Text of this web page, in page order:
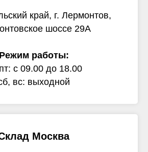
край, г. Лермонтов,
шоссе 29А
Режим работы:
с 09.00 до 18.00
вс: выходной
Москва